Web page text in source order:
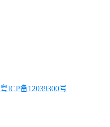
粤ICP备12039300号